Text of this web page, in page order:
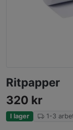
Ritpapper
320 kr
I lager 1-3